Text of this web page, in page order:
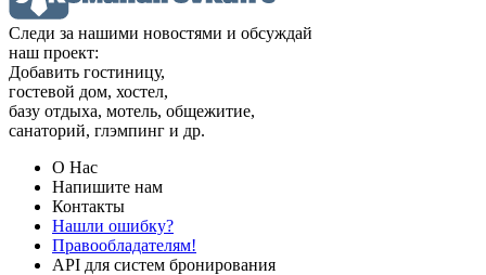
Следи за нашими новостями и обсуждай
наш проект:
Добавить гостиницу,
гостевой дом, хостел,
базу отдыха, мотель, общежитие,
санаторий, глэмпинг и др.
О Нас
Напишите нам
Контакты
Нашли ошибку?
Правообладателям!
API для систем бронирования